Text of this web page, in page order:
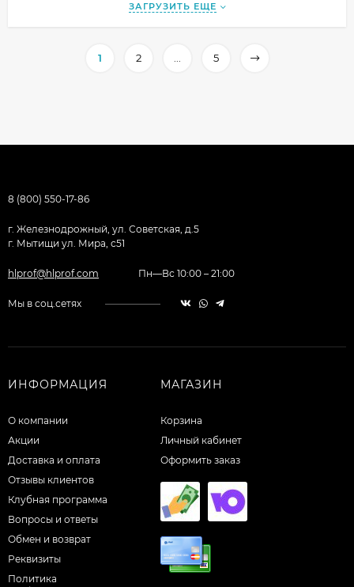
ЗАГРУЗИТЬ ЕЩЕ
1 2 5
8 (800) 550-17-86
г. Железнодрожный, ул. Советская, д.5
г. Мытищи ул. Мира, с51
hlprof@hlprof.com Пн—Вс 10:00 – 21:00
Мы в соц.сетях
ИНФОРМАЦИЯ
О компании
Акции
Доставка и оплата
Отзывы клиентов
Клубная программа
Вопросы и ответы
Обмен и возврат
Реквизиты
Политика
МАГАЗИН
Корзина
Личный кабинет
Оформить заказ